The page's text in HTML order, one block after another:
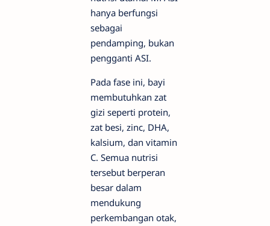
hanya berfungsi
sebagai
pendamping, bukan
pengganti ASI.
Pada fase ini, bayi
membutuhkan zat
gizi seperti protein,
zat besi, zinc, DHA,
kalsium, dan vitamin
C. Semua nutrisi
tersebut berperan
besar dalam
mendukung
perkembangan otak,